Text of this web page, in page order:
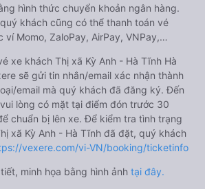
hình thức chuyển khoản ngân hàng.
khách cũng có thể thanh toán vé
ví Momo, ZaloPay, AirPay, VNPay,…
xe khách Thị xã Kỳ Anh - Hà Tĩnh Hà
sẽ gửi tin nhắn/email xác nhận thành
email mà quý khách đã đăng ký. Đến
lòng có mặt tại điểm đón trước 30
chuẩn bị lên xe. Để kiểm tra tình trạng
xã Kỳ Anh - Hà Tĩnh đã đặt, quý khách
vexere.com/vi-VN/booking/ticketinfo
minh họa bằng hình ảnh tại đây.